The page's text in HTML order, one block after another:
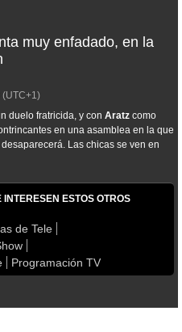
muy enfadado, en la
(UTC+1)
duelo fratricida, y con Aratz como
en una asamblea en la que
Las chicas se ven en
INTERESEN ESTOS OTROS
de Tele
Programación TV